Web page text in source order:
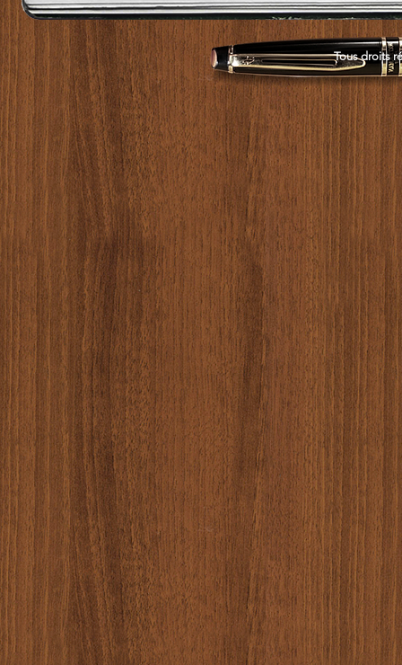
Tous droits